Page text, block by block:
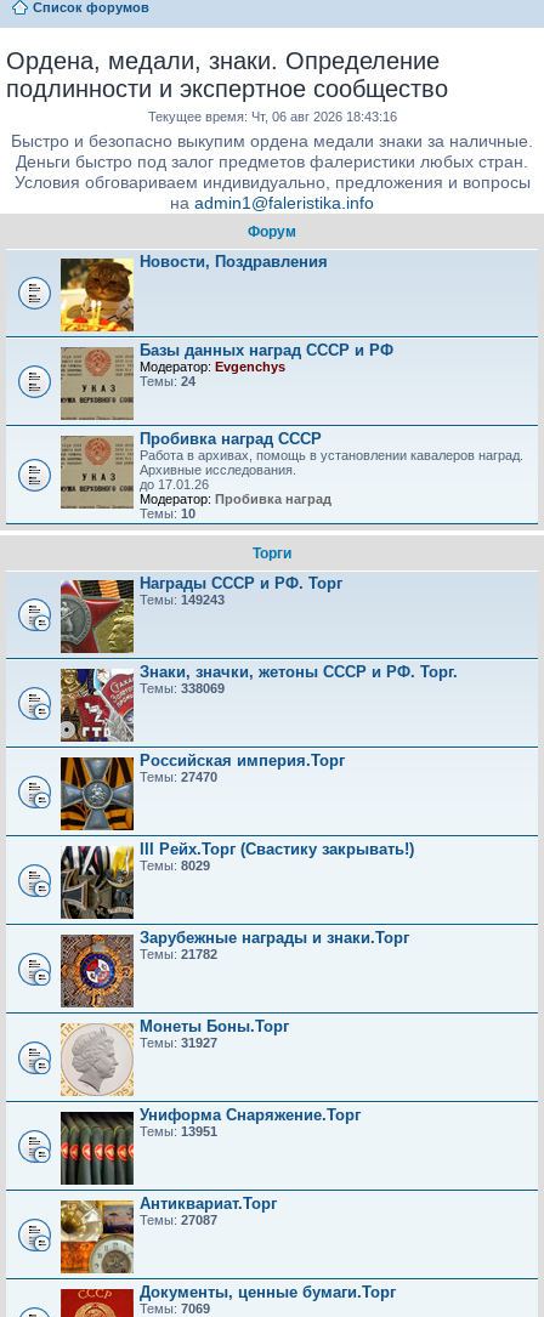
Список форумов
Ордена, медали, знаки. Определение
подлинности и экспертное сообщество
Текущее время: Чт, 06 авг 2026 18:43:16
Быстро и безопасно выкупим ордена медали знаки за наличные.
Деньги быстро под залог предметов фалеристики любых стран.
Условия обговариваем индивидуально, предложения и вопросы
на admin1@faleristika.info
Форум
Новости, Поздравления
Базы данных наград СССР и РФ
Модератор: Evgenchys
Темы: 24
Пробивка наград СССР
Работа в архивах, помощь в установлении кавалеров наград.
Архивные исследования.
до 17.01.26
Модератор: Пробивка наград
Темы: 10
Торги
Награды СССР и РФ. Торг
Темы: 149243
Знаки, значки, жетоны СССР и РФ. Торг.
Темы: 338069
Российская империя.Торг
Темы: 27470
III Рейх.Торг (Свастику закрывать!)
Темы: 8029
Зарубежные награды и знаки.Торг
Темы: 21782
Монеты Боны.Торг
Темы: 31927
Униформа Снаряжение.Торг
Темы: 13951
Антиквариат.Торг
Темы: 27087
Документы, ценные бумаги.Торг
Темы: 7069